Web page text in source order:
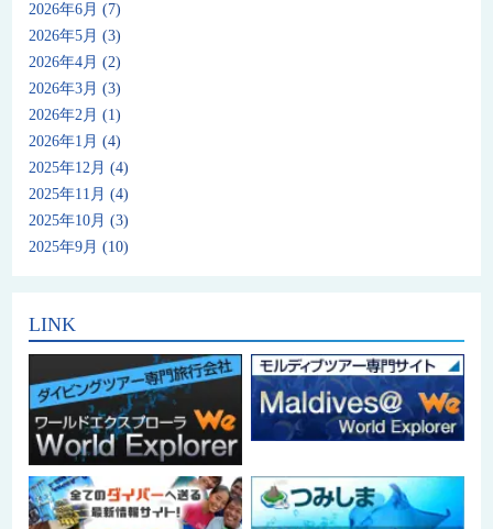
2026年6月 (7)
2026年5月 (3)
2026年4月 (2)
2026年3月 (3)
2026年2月 (1)
2026年1月 (4)
2025年12月 (4)
2025年11月 (4)
2025年10月 (3)
2025年9月 (10)
LINK